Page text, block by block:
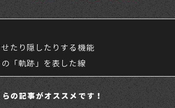
たり隠したりする機能
「軌跡」を表した線
の記事がオススメです！